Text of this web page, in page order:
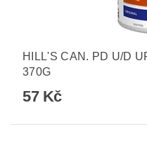
HILL'S CAN. PD U/D
370G
57 Kč